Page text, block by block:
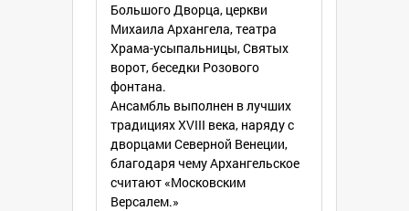
Большого Дворца, церкви
Михаила Архангела, театра
Храма-усыпальницы, Святых
ворот, беседки Розового
фонтана.
Ансамбль выполнен в лучших
традициях XVIII века, наряду с
дворцами Северной Венеции,
благодаря чему Архангельское
считают «Московским
Версалем.»